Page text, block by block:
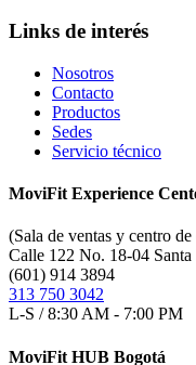
Links de interés
Nosotros
Contacto
Productos
Sedes
Servicio técnico
MoviFit Experience
(Sala de ventas y centro
Calle 122 No. 18-04 Santa
(601) 914 3894
313 750 3042
L-S / 8:30 AM - 7:00 PM
MoviFit HUB Bogotá